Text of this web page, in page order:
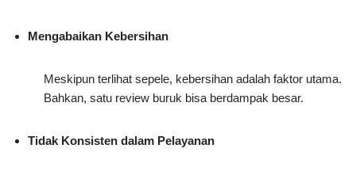
Mengabaikan Kebersihan
Meskipun terlihat sepele, kebersihan adalah faktor utama.
Bahkan, satu review buruk bisa berdampak besar.
Tidak Konsisten dalam Pelayanan